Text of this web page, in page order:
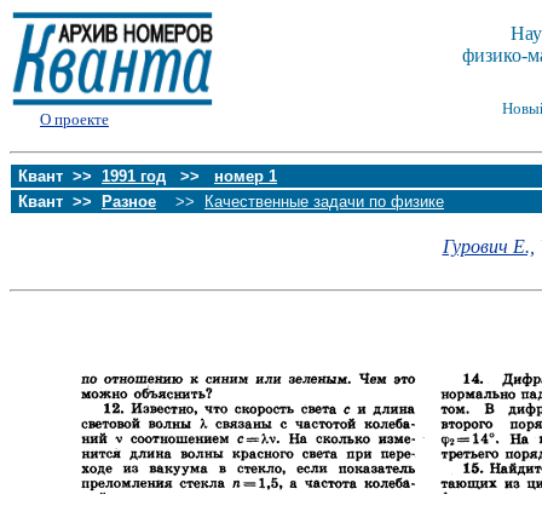
О проекте
физико-
Квант >> 1991 год >> номер 1
Квант >>
Разное >> Качественные задачи по физике
Гурович Е.,